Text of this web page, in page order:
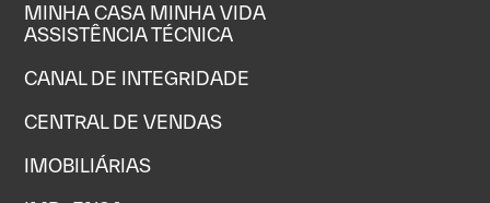
MINHA CASA MINHA VIDA
ASSISTÊNCIA TÉCNICA
CANAL DE INTEGRIDADE
CENTRAL DE VENDAS
IMOBILIÁRIAS